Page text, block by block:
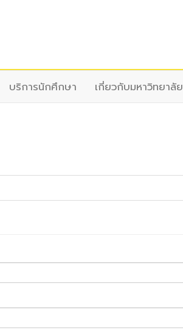
บริการนักศึกษา เกี่ยวกับมหาวิทยาลัย